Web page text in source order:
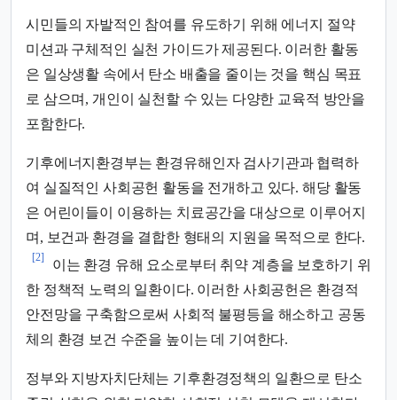
시민들의 자발적인 참여를 유도하기 위해 에너지 절약
미션과 구체적인 실천 가이드가 제공된다. 이러한 활동
은 일상생활 속에서 탄소 배출을 줄이는 것을 핵심 목표
로 삼으며, 개인이 실천할 수 있는 다양한 교육적 방안을
포함한다.
기후에너지환경부는 환경유해인자 검사기관과 협력하
여 실질적인 사회공헌 활동을 전개하고 있다. 해당 활동
은 어린이들이 이용하는 치료공간을 대상으로 이루어지
며, 보건과 환경을 결합한 형태의 지원을 목적으로 한다.
[2]
이는 환경 유해 요소로부터 취약 계층을 보호하기 위
한 정책적 노력의 일환이다. 이러한 사회공헌은 환경적
안전망을 구축함으로써 사회적 불평등을 해소하고 공동
체의 환경 보건 수준을 높이는 데 기여한다.
정부와 지방자치단체는 기후환경정책의 일환으로 탄소